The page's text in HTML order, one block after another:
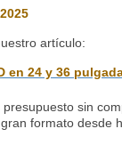
artículo:
en 24 y 36
sin
formato desde